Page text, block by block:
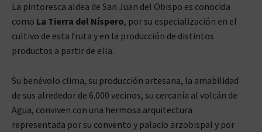
La pintoresca aldea de San Juan del Obispo es conocida
como La Tierra del Níspero, por su especialización en el
cultivo de esta fruta y en la producción de distintos
productos a partir de ella.
Su benévolo clima, su producción artesana, la amabilidad
de sus alrededor de 6.000 vecinos, su cercanía al volcán de
Agua, conviven con una hermosa arquitectura
representada por su convento y palacio arzobispal y por